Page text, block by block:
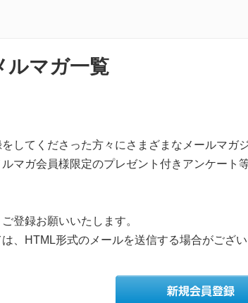
ルマガ一覧
してくださった方々にさまざまなメールマガ
マガ会員様限定のプレゼント付きアンケート
登録お願いいたします。
、HTML形式のメールを送信する場合がござ